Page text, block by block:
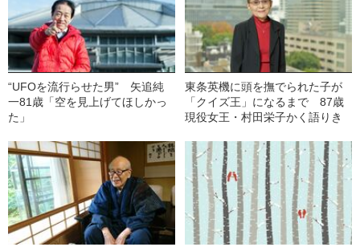
“UFOを流行らせた男” 矢追純
一81歳「空を見上げてほしかっ
た」
東条英機に頭を撫でられた子が
「クイズ王」になるまで 87歳
現役女王・村田栄子かく語りき